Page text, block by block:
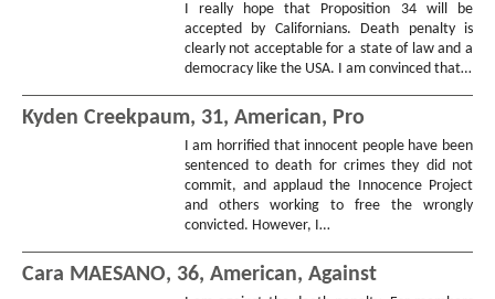
I really hope that Proposition 34 will be
accepted by Californians. Death penalty is
clearly not acceptable for a state of law and a
democracy like the USA. I am convinced that…
Kyden Creekpaum, 31, American, Pro
I am horrified that innocent people have been
sentenced to death for crimes they did not
commit, and applaud the Innocence Project
and others working to free the wrongly
convicted. However, I…
Cara MAESANO, 36, American, Against